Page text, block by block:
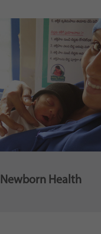
Newborn Health